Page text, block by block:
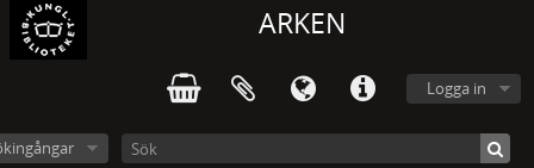
ARKEN
Logga in